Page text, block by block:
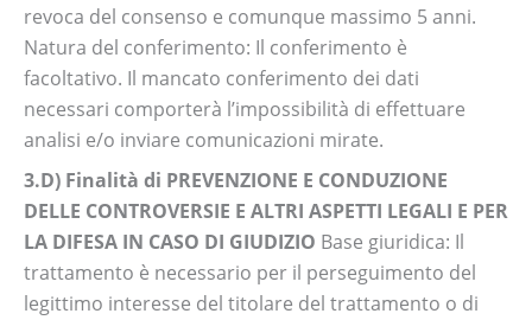
revoca del consenso e comunque massimo 5 anni.
Natura del conferimento: Il conferimento è
facoltativo. Il mancato conferimento dei dati
necessari comporterà l’impossibilità di effettuare
analisi e/o inviare comunicazioni mirate.
3.D) Finalità di PREVENZIONE E CONDUZIONE
DELLE CONTROVERSIE E ALTRI ASPETTI LEGALI E PER
LA DIFESA IN CASO DI GIUDIZIO Base giuridica: Il
trattamento è necessario per il perseguimento del
legittimo interesse del titolare del trattamento o di